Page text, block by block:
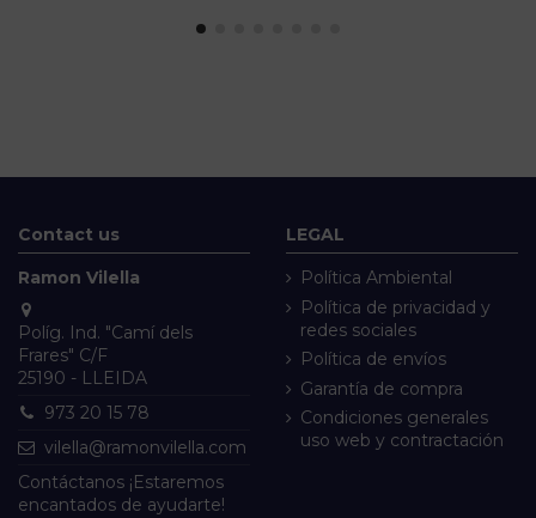
Contact us
Ramon Vilella
Políg. Ind. "Camí dels
Frares" C/F
25190 - LLEIDA
973 20 15 78
vilella@ramonvilella.com
Contáctanos ¡Estaremos
encantados de ayudarte!
LEGAL
Política Ambiental
Política de privacidad y
redes sociales
Política de envíos
Garantía de compra
Condiciones generales
uso web y contractación